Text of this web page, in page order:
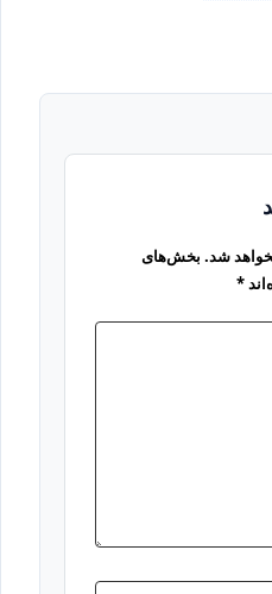
شد. بخش‌های
*